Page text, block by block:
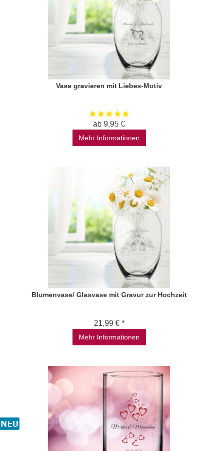
Vase gravieren mit Liebes-Motiv
ab 9,95 €
Mehr Informationen
Blumenvase/ Glasvase mit Gravur zur Hochzeit
21,99 € *
Mehr Informationen